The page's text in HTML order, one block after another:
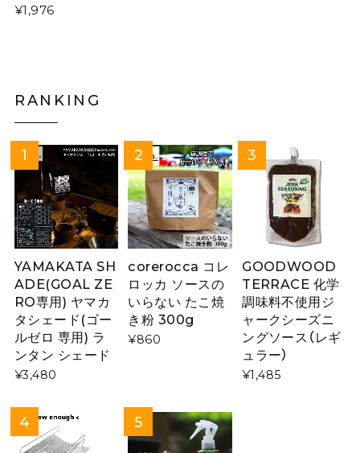
¥1,976
RANKING
YAMAKATA SH
ADE(GOAL ZE
RO専用) ヤマカ
タシェード(ゴー
ルゼロ 専用) ラ
ンタン シェード
¥3,480
corerocca コレ
ロッカ ソースの
いらない たこ焼
き粉 300g
¥860
GOODWOOD
TERRACE 化学
調味料不使用ジ
ャークシーズニ
ングソース（レギ
ュラー）
¥1,485